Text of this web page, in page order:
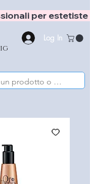
per
Log In